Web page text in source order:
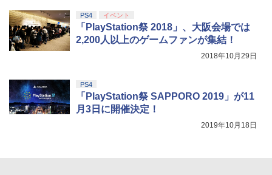
ンラインコード版
￥5,000
5
【純正品】DualSense ワイヤレスコン
トローラー(CFI-ZCT2J)
￥10,737
S5、PS5 Pro、Xbox One、Xbox Serie
s X|S 対応の高精度 H パターン シフター
￥14,141
【Amazon.co.jp限定】劇場版モノノ怪
剣、十翼より来たる！スタジオ描き下ろ
しイラストボード付) [DVD]
PS4 イベント
「PlayStation祭 2018」、大阪会場では
2,200人以上のゲームファンが集結！
2018年10月29日
PS4
「PlayStation祭 SAPPORO 2019」が11
月3日に開催決定！
2019年10月18日